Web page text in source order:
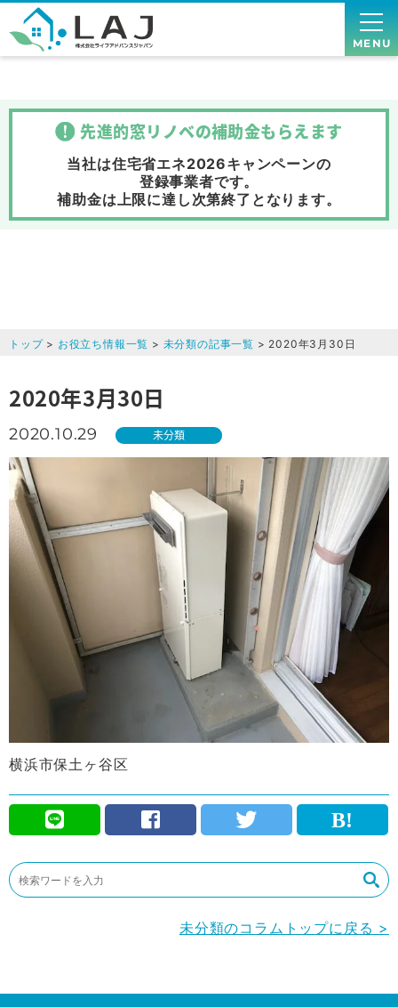
MENU
先進的窓リノベの補助金もらえます
当社は住宅省エネ2026キャンペーンの
登録事業者です。
補助金は上限に達し次第終了 となります。
トップ> お役立ち情報一覧 > 未分類の記事一覧 > 2020年3月30日
2020年3月30日
2020.10.29 未分類
横浜市保土ヶ谷区
未分類のコラムトップに戻る >